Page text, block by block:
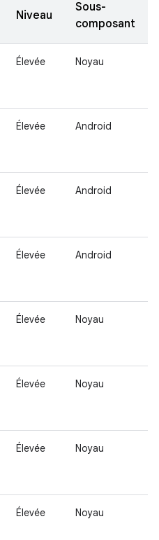
Niveau
Sous-
composant
Élevée Noyau
Élevée Android
Élevée Android
Élevée Android
Élevée Noyau
Élevée Noyau
Élevée Noyau
Élevée Noyau